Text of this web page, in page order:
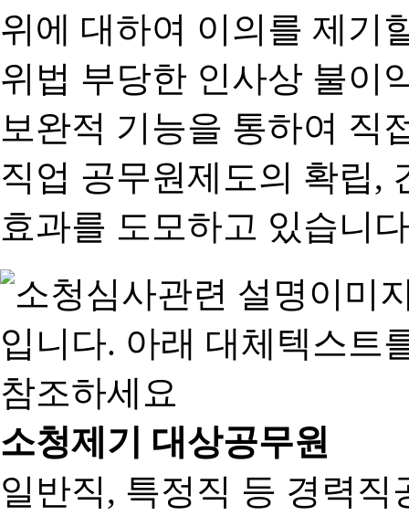
위에 대하여 이의를 제기
위법 부당한 인사상 불이
보완적 기능을 통하여 직
직업 공무원제도의 확립,
효과를 도모하고 있습니
소청제기 대상공무원
일반직, 특정직 등 경력